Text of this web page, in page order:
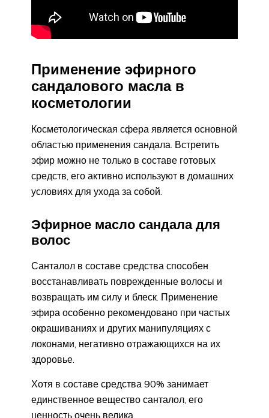
Применение эфирного
сандалового масла в
косметологии
Косметологическая сфера является основной
областью применения сандала. Встретить
эфир можно не только в составе готовых
средств, его активно используют в домашних
условиях для ухода за собой.
Эфирное масло сандала для
волос
Санталол в составе средства способен
восстанавливать поврежденные волосы и
возвращать им силу и блеск. Применение
эфира особенно рекомендовано при частых
окрашиваниях и других манипуляциях с
локонами, негативно отражающихся на их
здоровье.
Хотя в составе средства 90% занимает
единственное вещество санталол, его
ценность очень велика